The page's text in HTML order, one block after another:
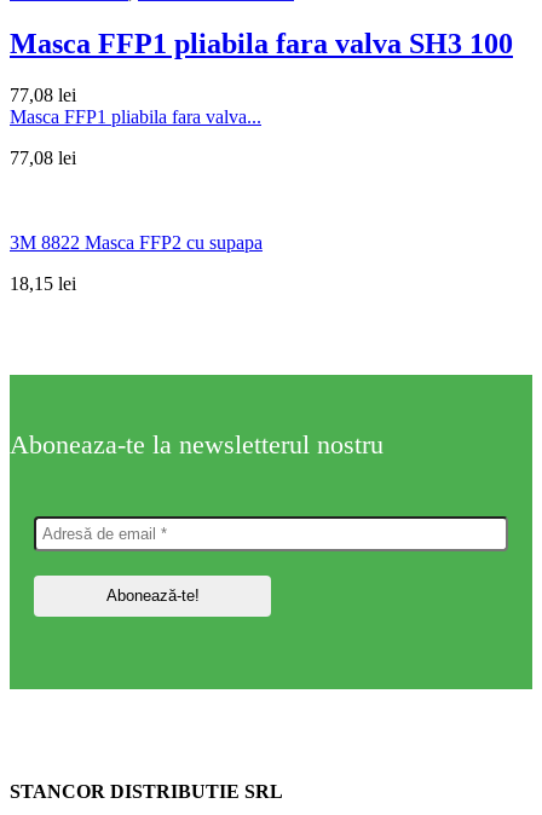
Masca FFP1 pliabila fara valva SH3 100
77,08 lei
Masca FFP1 pliabila fara valva...
77,08 lei
3M 8822 Masca FFP2 cu supapa
18,15 lei
Aboneaza-te la newsletterul nostru
STANCOR DISTRIBUTIE SRL